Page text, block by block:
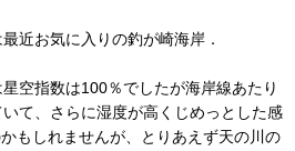
近お気に入りの釣が崎海岸．
空指数は100％でしたが海岸線あたり
て、さらに湿度が高くじめっとした感
もしれませんが、とりあえず天の川の